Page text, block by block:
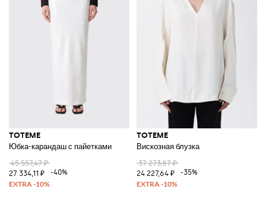
TOTEME
Юбка-карандаш с пайетками
45 557,47 ₽
27 334,11 ₽
-40%
TOTEME
Вискозная блузка
37 273,87 ₽
24 227,64 ₽
-35%